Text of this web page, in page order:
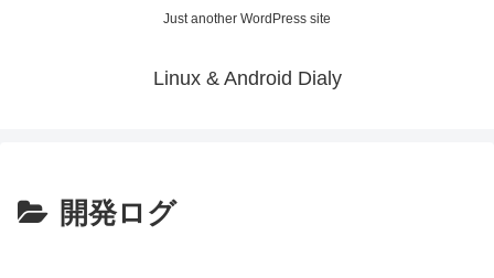
Just another WordPress site
Linux & Android Dialy
開発ログ